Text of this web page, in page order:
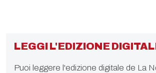
LEGGI L'EDIZIONE
Puoi leggere l'edizione digitale de La